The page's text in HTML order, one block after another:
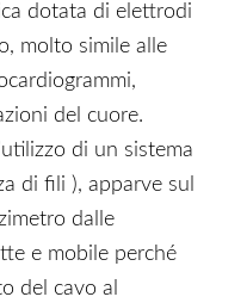
dotata di elettrodi
molto simile alle
del cuore.
di un sistema
di fili ), apparve sul
dalle
e mobile perché
del cavo al